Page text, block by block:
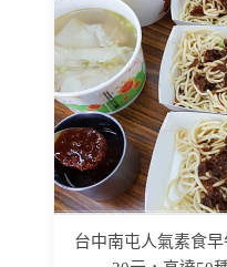
台中南屯人氣素食